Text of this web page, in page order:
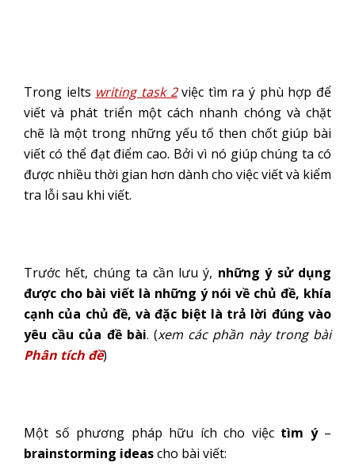
Trong ielts writing task 2việc tìm ra ý phù hợp để
viết và phát triển một cách nhanh chóng và chặt
chẽ là một trong những yếu tố then chốt giúp bài
viết có thể đạt điểm cao. Bởi vì nó giúp chúng ta có
được nhiều thời gian hơn dành cho việc viết và kiểm
tra lỗi sau khi viết.
Trước hết, chúng ta cần lưu ý, những ý sử dụng
được cho bài viết là những ý nói về chủ đề, khía
cạnh của chủ đề, và đặc biệt là trả lời đúng vào
yêu cầu của đề bài. (xem các phần này trong bài
Phân tích đề)
Một số phương pháp hữu ích cho việc tìm ý–
brainstorming ideascho bài viết: